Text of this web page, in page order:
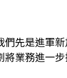
先是進軍
業務進一